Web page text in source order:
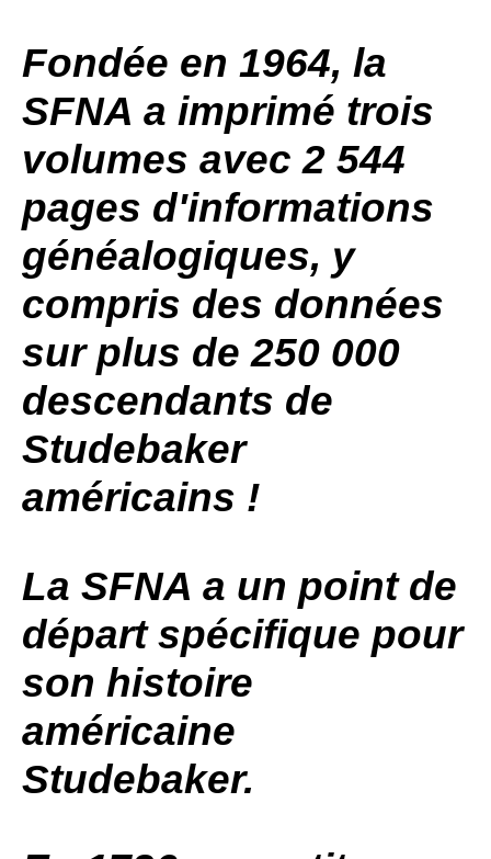
Fondée en 1964, la
SFNA a imprimé trois
volumes avec 2 544
pages d'informations
généalogiques, y
compris des données
sur plus de 250 000
descendants de
Studebaker
américains !
La SFNA a un point de
départ spécifique pour
son histoire
américaine
Studebaker.